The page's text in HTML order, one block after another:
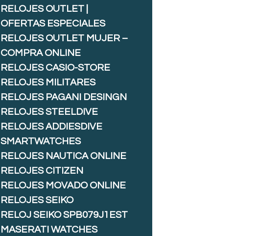
RELOJES OUTLET |
OFERTAS ESPECIALES
RELOJES OUTLET MUJER –
COMPRA ONLINE
RELOJES CASIO-STORE
RELOJES MILITARES
RELOJES PAGANI DESINGN
RELOJES STEELDIVE
RELOJES ADDIESDIVE
SMARTWATCHES
RELOJES NAUTICA ONLINE
RELOJES CITIZEN
RELOJES MOVADO ONLINE
RELOJES SEIKO
RELOJ SEIKO SPB079J1EST
MASERATI WATCHES